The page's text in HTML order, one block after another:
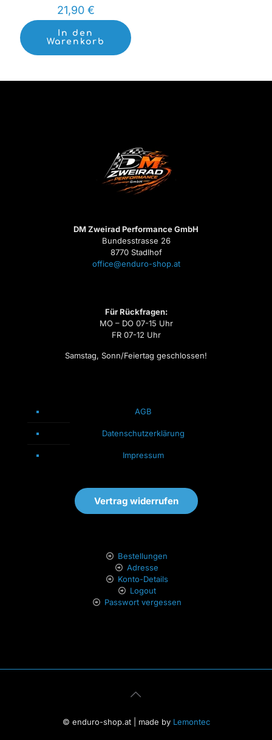
21,90 €
In den
Warenkorb
DM Zweirad Performance GmbH
Bundesstrasse 26
8770 Stadlhof
office@enduro-shop.at
Für Rückfragen:
MO – DO 07-15 Uhr
FR 07-12 Uhr
Samstag, Sonn/Feiertag geschlossen!
AGB
Datenschutzerklärung
Impressum
Vertrag widerrufen
Bestellungen
Adresse
Konto-Details
Logout
Passwort vergessen
© enduro-shop.at | made by Lemontec